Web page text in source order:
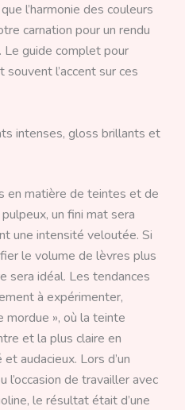
l’harmonie des couleurs
carnation pour un rendu
guide complet pour
souvent l’accent sur ces
intenses, gloss brillants et
en matière de teintes et de
un fini mat sera
une intensité veloutée. Si
le volume de lèvres plus
sera idéal. Les tendances
à expérimenter,
mordue », où la teinte
et la plus claire en
audacieux. Lors d’un
l’occasion de travailler avec
le résultat était d’une